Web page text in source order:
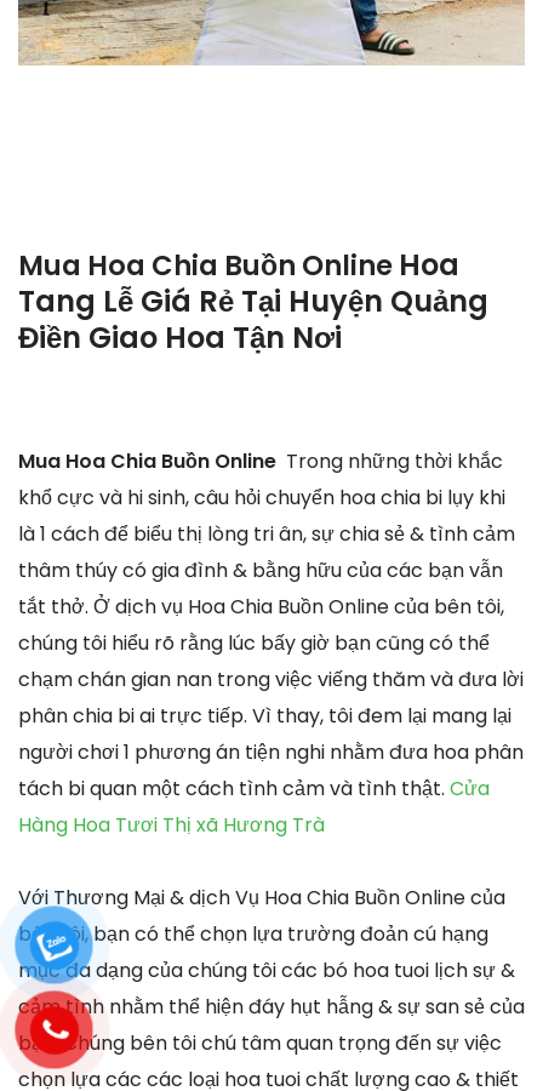
Mua Hoa Chia Buồn Online Hoa
Tang Lễ Giá Rẻ Tại Huyện Quảng
Điền Giao Hoa Tận Nơi
Mua Hoa Chia Buồn Online Trong những thời khắc
khổ cực và hi sinh, câu hỏi chuyển hoa chia bi lụy khi
là 1 cách để biểu thị lòng tri ân, sự chia sẻ & tình cảm
thâm thúy có gia đình & bằng hữu của các bạn vẫn
tắt thở. Ở dịch vụ Hoa Chia Buồn Online của bên tôi,
chúng tôi hiểu rõ rằng lúc bấy giờ bạn cũng có thể
chạm chán gian nan trong việc viếng thăm và đưa lời
phân chia bi ai trực tiếp. Vì thay, tôi đem lại mang lại
người chơi 1 phương án tiện nghi nhằm đưa hoa phân
tách bi quan một cách tình cảm và tình thật. Cửa
Hàng Hoa Tươi Thị xã Hương Trà
Với Thương Mại & dịch Vụ Hoa Chia Buồn Online của
bên tôi, bạn có thể chọn lựa trường đoản cú hạng
mục đa dạng của chúng tôi các bó hoa tuoi lịch sự &
cảm tình nhằm thể hiện đáy hụt hẫng & sự san sẻ của
bạn. Chúng bên tôi chú tâm quan trọng đến sự việc
chọn lựa các các loại hoa tuoi chất lượng cao & thiết